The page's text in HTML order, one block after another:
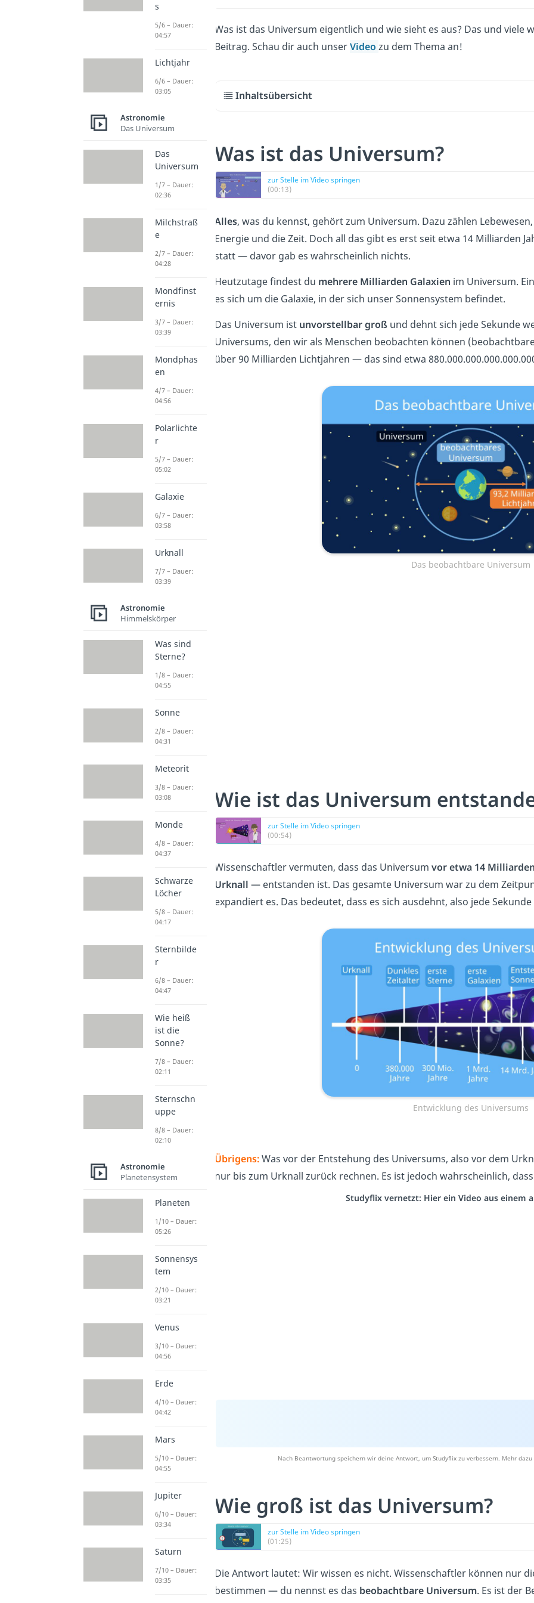
Was ist das Universum eigentlich und wie sieht es aus? Das und
Beitrag. Schau dir auch unserVideo zu dem Thema an!
Inhaltsübersicht
Was ist das Universum?
zur Stelle im Video springen
(00:13)
Alles, was du kennst, gehört zum Universum. Dazu zählen
Energie und die Zeit. Doch all das gibt es erst seit etwa 14 Milliarden
statt — davor gab es wahrscheinlich nichts.
Heutzutage findest du mehrere Milliarden Galaxien im Universum.
es sich um die Galaxie, in der sich unser Sonnensystem befindet.
Das Universum ist unvorstellbar großund dehnt sich jede Sekunde
Universums, den wir als Menschen beobachten können
über 90 Milliarden Lichtjahren — das sind etwa
Das beobachtbare Universum
Wie ist das Universum
zur Stelle im Video springen
(00:54)
Wissenschaftler vermuten, dass das Universum vor etwa 14
Urknall — entstanden ist. Das gesamte Universum war zu dem
expandiert es. Das bedeutet, dass es sich ausdehnt, also jede
Entwicklung des Universums
Übrigens:Was vor der Entstehung des Universums, also vor dem
nur bis zum Urknall zurück rechnen. Es ist jedoch wahrscheinlich,
Studyflix vernetzt: Hier ein Video aus einem
Nach Beantwortung speichern wir deine Antwort, um Studyflix zu verbessern. Mehr
Wie groß ist das Universum?
zur Stelle im Video springen
(01:25)
Die Antwort lautet: Wir wissen es nicht. Wissenschaftler können nur
bestimmen — du nennst es das beobachtbare Universum. Es ist der
s
5/6 – Dauer:
04:57
Lichtjahr
6/6 – Dauer:
03:05
Astronomie
Das Universum
Das
Universum
1/7 – Dauer:
02:36
Milchstraß
e
2/7 – Dauer:
04:28
Mondfinst
ernis
3/7 – Dauer:
03:39
Mondphas
en
4/7 – Dauer:
04:56
Polarlichte
r
5/7 – Dauer:
05:02
Galaxie
6/7 – Dauer:
03:58
Urknall
7/7 – Dauer:
03:39
Astronomie
Himmelskörper
Was sind
Sterne?
1/8 – Dauer:
04:55
Sonne
2/8 – Dauer:
04:31
Meteorit
3/8 – Dauer:
03:08
Monde
4/8 – Dauer:
04:37
Schwarze
Löcher
5/8 – Dauer:
04:17
Sternbilde
r
6/8 – Dauer:
04:47
Wie heiß
ist die
Sonne?
7/8 – Dauer:
02:11
Sternschn
uppe
8/8 – Dauer:
02:10
Astronomie
Planetensystem
Planeten
1/10 – Dauer:
05:26
Sonnensys
tem
2/10 – Dauer:
03:21
Venus
3/10 – Dauer:
04:56
Erde
4/10 – Dauer:
04:42
Mars
5/10 – Dauer:
04:55
Jupiter
6/10 – Dauer:
03:34
Saturn
7/10 – Dauer:
03:35